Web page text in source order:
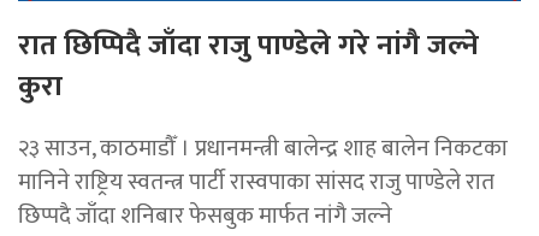
रात छिप्पिदै जाँदा राजु पाण्डेले गरे नांगै जल्ने
कुरा
२३ साउन, काठमाडौँ । प्रधानमन्त्री बालेन्द्र शाह बालेन निकटका
मानिने राष्ट्रिय स्वतन्त्र पार्टी रास्वपाका सांसद राजु पाण्डेले रात
छिप्पदै जाँदा शनिबार फेसबुक मार्फत नांगै जल्ने